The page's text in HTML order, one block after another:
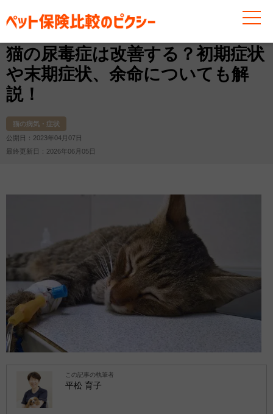
お役立ち情報 猫 猫の病気・症状 猫の尿毒症は改
猫の尿毒症は改善する？初期症状
や末期症状、余命についても解
説！
猫の病気・症状
公開日：2023年04月07日
最終更新日：2026年06月05日
この記事の執筆者
平松 育子